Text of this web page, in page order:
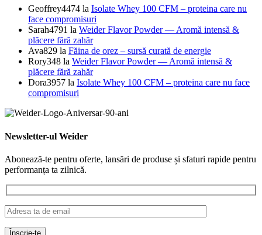
Geoffrey4474 la Isolate Whey 100 CFM – proteina care nu
face compromisuri
Sarah4791 la Weider Flavor Powder — Aromă intensă &
plăcere fără zahăr
Ava829 la Făina de orez – sursă curată de energie
Rory348 la Weider Flavor Powder — Aromă intensă &
plăcere fără zahăr
Dora3957 la Isolate Whey 100 CFM – proteina care nu face
compromisuri
Newsletter-ul Weider
Abonează-te pentru oferte, lansări de produse și sfaturi rapide pentru
performanța ta zilnică.